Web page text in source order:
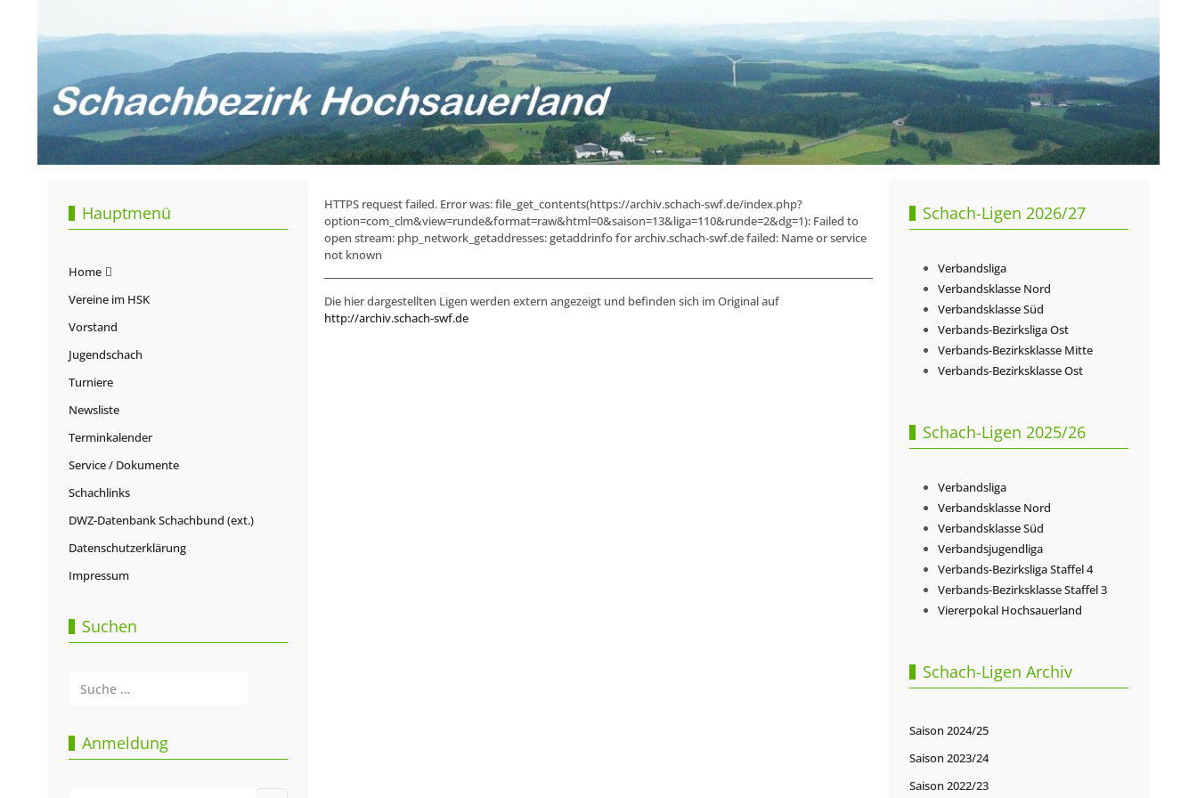
Hauptmenü
Home
Vereine im HSK
Vorstand
Jugendschach
Turniere
Newsliste
Terminkalender
Service / Dokumente
Schachlinks
DWZ-Datenbank Schachbund (ext.)
Datenschutzerklärung
Impressum
Suchen
Anmeldung
HTTPS request failed. Error was: file_get_contents(https://archiv.schach-swf.de/index.php?
option=com_clm&view=runde&format=raw&html=0&saison=13&liga=110&runde=2&dg=1): Failed to
open stream: php_network_getaddresses: getaddrinfo for archiv.schach-swf.de failed: Name or service
not known
Die hier dargestellten Ligen werden extern angezeigt und befinden sich im Original auf
http://archiv.schach-swf.de
Schach-Ligen 2026/27
Verbandsliga
Verbandsklasse Nord
Verbandsklasse Süd
Verbands-Bezirksliga Ost
Verbands-Bezirksklasse Mitte
Verbands-Bezirksklasse Ost
Schach-Ligen 2025/26
Verbandsliga
Verbandsklasse Nord
Verbandsklasse Süd
Verbandsjugendliga
Verbands-Bezirksliga Staffel 4
Verbands-Bezirksklasse Staffel 3
Viererpokal Hochsauerland
Schach-Ligen Archiv
Saison 2024/25
Saison 2023/24
Saison 2022/23